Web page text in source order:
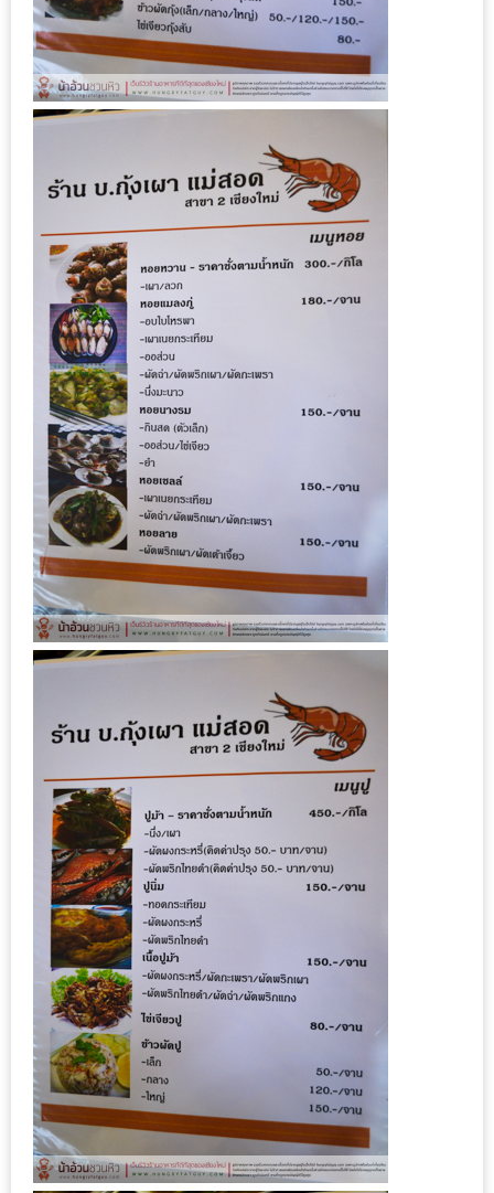
เรื่อง
บ้าน
ที่
ทุก
ต้อง
พบ
สินค้า
เรื่อง
บ้าน
คุ้ม
ครบ
จบ
ที่
เดียว
HOMEPRO
FAIR
2017
จัด
กับ
แผนที่
ร้าน
หมู
กระทะ
ทั่ว
เชียงใหม่
งบ
ไม่
บาน
ปลาย
อิ่ม
ชิ
ลล์
ไม่
เกิน